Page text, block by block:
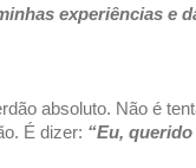
experiências e
absoluto. Não é
É dizer: “Eu,